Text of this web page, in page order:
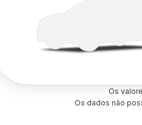
Os
Os dados não